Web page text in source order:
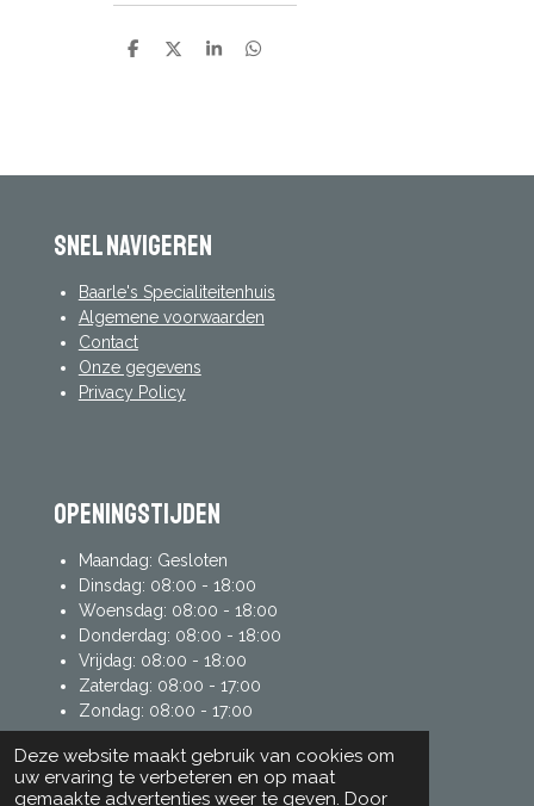
Deze website maakt gebruik van cookies om
uw ervaring te verbeteren en op maat
gemaakte advertenties weer te geven. Door
D
D
S
D
Snel navigeren
Baarle's Specialiteitenhuis
Algemene voorwaarden
Contact
Onze gegevens
Privacy Policy
Openingstijden
Maandag: Gesloten
Dinsdag: 08:00 - 18:00
Woensdag: 08:00 - 18:00
Donderdag: 08:00 - 18:00
Vrijdag: 08:00 - 18:00
Zaterdag: 08:00 - 17:00
Zondag: 08:00 - 17:00
mijn account